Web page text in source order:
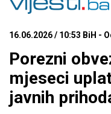
16.06.2026 / 10:53 BiH -
Porezni
mjeseci
javnih